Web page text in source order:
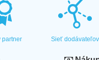
partner Sieť dodávateľov